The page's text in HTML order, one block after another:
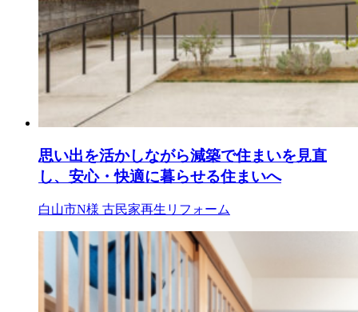
思い出を活かしながら減築で住まいを見直
し、安心・快適に暮らせる住まいへ
白山市N様 古民家再生リフォーム